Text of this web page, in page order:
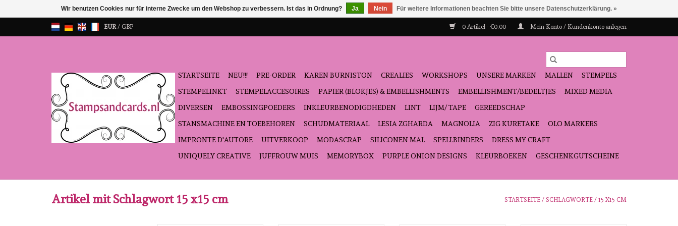
EUR/ GBP 0 Artikel - €0,00 Mein Konto / Kundenkonto anlegen
STARTSEITE NEU!!! PRE-ORDER KAREN BURNISTON CREALIES WORKSHOPS UNSERE MARKEN MALLEN
STEMPELS
STEMPELINKT
STEMPELACCESOIRES PAPIER (BLOKJES) & EMBELLISHMENTS EMBELLISHMENT/BEDELTJES
MIXED MEDIA
DIVERSEN
EMBOSSINGPOEDERS INKLEURBENODIGDHEDEN LINT LIJM/ TAPE
GEREEDSCHAP
STANSMACHINE EN TOEBEHOREN
SCHUDMATERIAAL LESIA ZGHARDA MAGNOLIA ZIG KURETAKE
OLO MARKERS
IMPRONTE D'AUTORE
UITVERKOOP MODASCRAP SILICONEN MAL SPELLBINDERS
DRESS MY CRAFT
UNIQUELY CREATIVE
JUFFROUW MUIS MEMORYBOX PURPLE ONION DESIGNS KLEURBOEKEN GESCHENKGUTSCHEINE
Artikel mit Schlagwort 15 x15 cm STARTSEITE / SCHLAGWORTE / 15 X15 CM
Wir benutzen Cookies nur für interne Zwecke um den Webshop zu verbessern. Ist das in Ordnung? Ja Nein Für weitere Informationen beachten Sie bitte unsere Datenschutzerklärung. »